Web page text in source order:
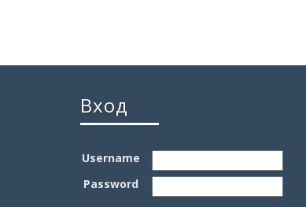
Вход
Username
Password